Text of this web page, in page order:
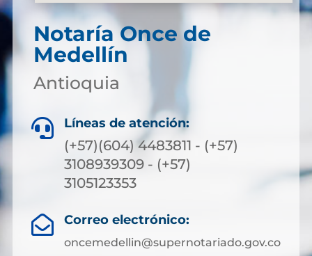
Notaría Once de
Medellín
Antioquia
 Líneas de atención:
(+57)(604) 4483811 - (+57)
3108939309 - (+57)
3105123353
 Correo electrónico:
oncemedellin@supernotariado.gov.co